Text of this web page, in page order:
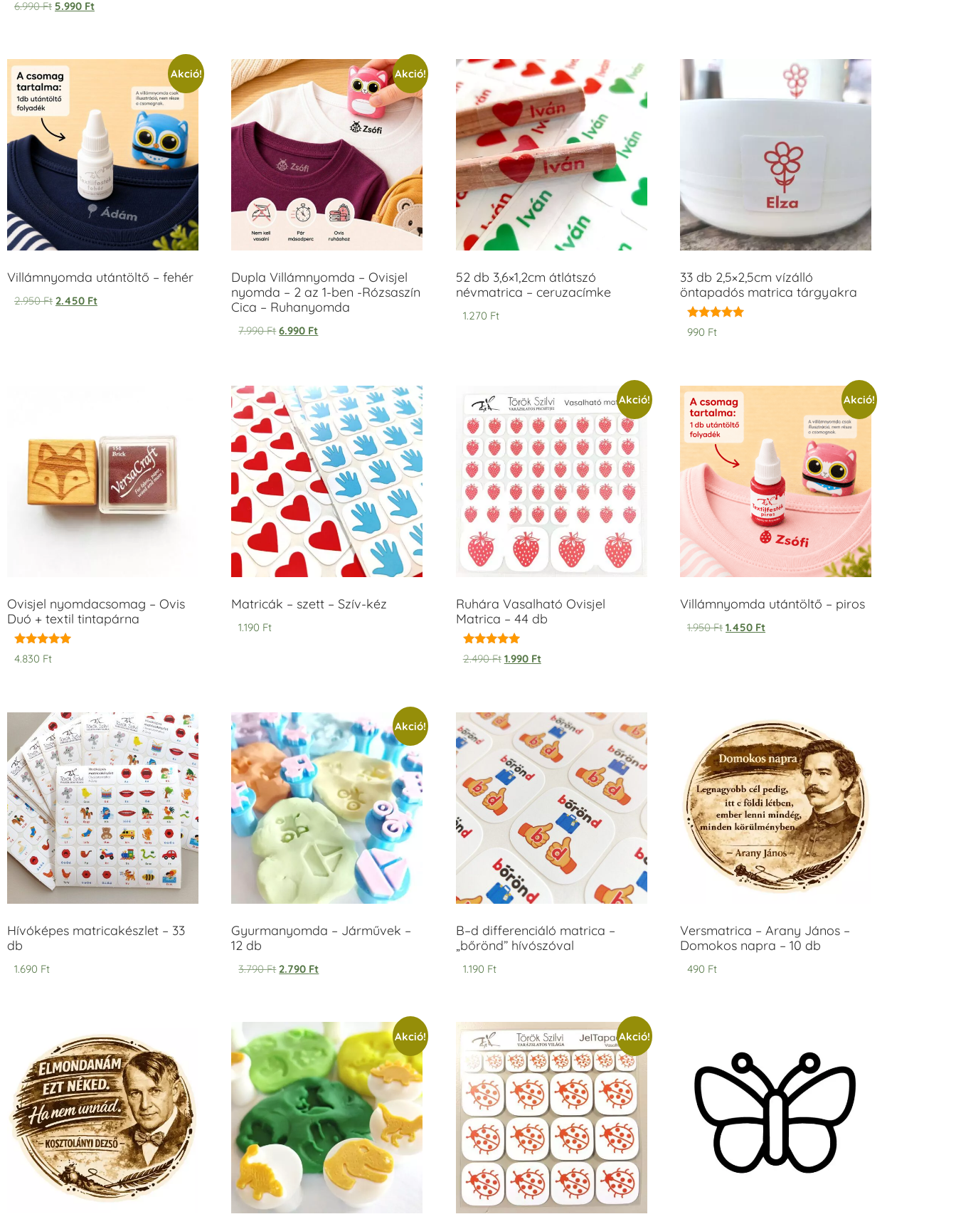
5.00
6.990Ft 5.990 Ft
Akció!
Villámnyomda utántöltő – fehér
2.950Ft 2.450 Ft
Akció!
Dupla Villámnyomda – Ovisjel
nyomda – 2 az 1-ben -Rózsaszín
Cica – Ruhanyomda
7.990Ft 6.990 Ft
52 db 3,6×1,2cm átlátszó
névmatrica – ceruzacímke
1.270 Ft
33 db 2,5×2,5cm vízálló
öntapadós matrica tárgyakra
Értékelés:
5.00
990 Ft
Ovisjel nyomdacsomag – Ovis
Duó + textil tintapárna
Értékelés:
5.00
4.830 Ft
Matricák – szett – Szív-kéz
1.190 Ft
Akció!
Ruhára Vasalható Ovisjel
Matrica – 44 db
Értékelés:
5.00
2.490Ft 1.990 Ft
Akció!
Villámnyomda utántöltő – piros
1.950Ft 1.450 Ft
Hívóképes matricakészlet – 33
db
1.690 Ft
Akció!
Gyurmanyomda – Járművek –
12 db
3.790Ft 2.790 Ft
B–d differenciáló matrica –
„bőrönd” hívószóval
1.190 Ft
Versmatrica – Arany János –
Domokos napra – 10 db
490 Ft
Akció! Akció!